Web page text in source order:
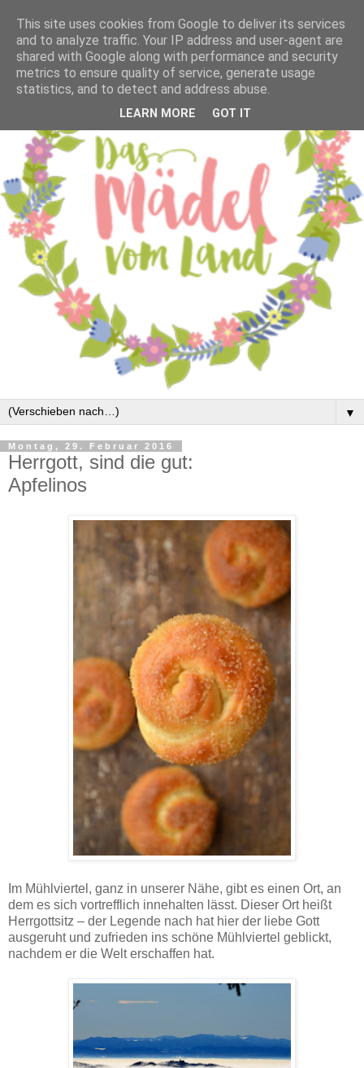
▼
Montag, 29. Februar 2016
Herrgott, sind die gut:
Apfelinos
Im Mühlviertel, ganz in unserer Nähe, gibt es einen Ort, an
dem es sich vortrefflich innehalten lässt. Dieser Ort heißt
Herrgottsitz – der Legende nach hat hier der liebe Gott
ausgeruht und zufrieden ins schöne Mühlviertel geblickt,
nachdem er die Welt erschaffen hat.
This site uses cookies from Google to deliver its services
and to analyze traffic. Your IP address and user-agent are
shared with Google along with performance and security
metrics to ensure quality of service, generate usage
statistics, and to detect and address abuse.
LEARN MORE GOT IT